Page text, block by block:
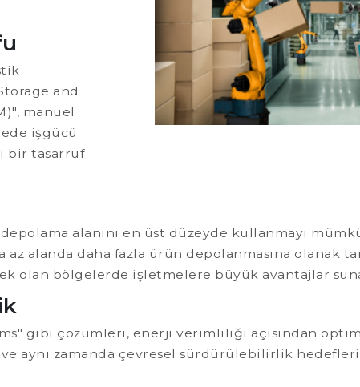
and
manuel
işgücü
bir tasarruf
alanını en üst düzeyde kullanmayı
alanda daha fazla ürün depolanmasına olanak
olan bölgelerde işletmelere büyük avantajlar
gibi çözümleri, enerji verimliliği açısından
aynı zamanda çevresel sürdürülebilirlik